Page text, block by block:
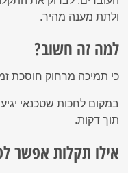
ולתת מענה מהיר.
למה זה חשוב?
כי תמיכה מרחוק חוסכת
במקום לחכות שטכנאי
תוך דקות.
אילו תקלות אפשר